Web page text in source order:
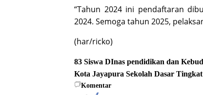
“Tahun 2024 ini pendaftaran
2024. Semoga tahun 2025,
(har/ricko)
83 Siswa DInas pendidikan dan
Kota Jayapura Sekolah Dasar
Komentar